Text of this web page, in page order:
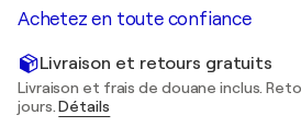
Achetez en toute confiance
Livraison et retours gratuits
Livraison et frais de douane inclus.
jours.Détails